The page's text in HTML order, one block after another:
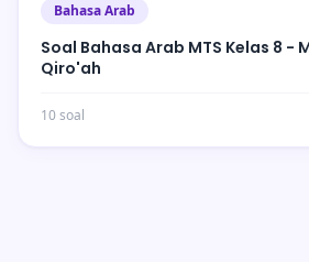
Bahasa Arab
Soal Bahasa Arab MTS Kelas 8 -
Qiro'ah
10 soal